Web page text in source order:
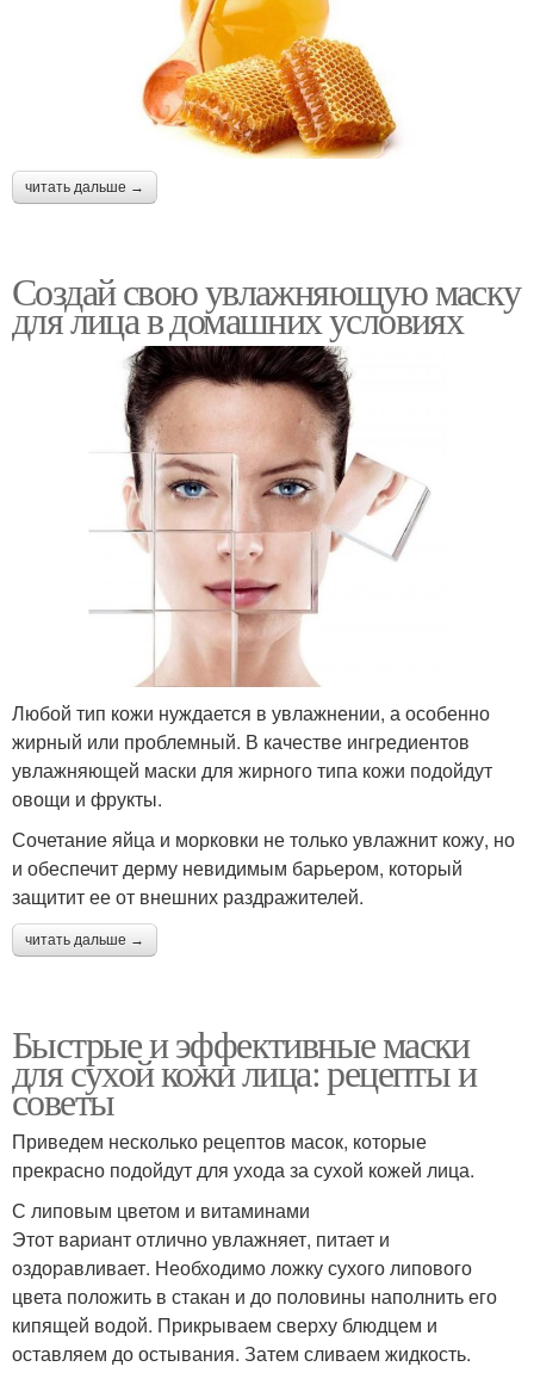
читать дальше →
Создай свою увлажняющую маску
для лица в домашних условиях
Любой тип кожи нуждается в увлажнении, а особенно
жирный или проблемный. В качестве ингредиентов
увлажняющей маски для жирного типа кожи подойдут
овощи и фрукты.
Сочетание яйца и морковки не только увлажнит кожу, но
и обеспечит дерму невидимым барьером, который
защитит ее от внешних раздражителей.
читать дальше →
Быстрые и эффективные маски
для сухой кожи лица: рецепты и
советы
Приведем несколько рецептов масок, которые
прекрасно подойдут для ухода за сухой кожей лица.
С липовым цветом и витаминами
Этот вариант отлично увлажняет, питает и
оздоравливает. Необходимо ложку сухого липового
цвета положить в стакан и до половины наполнить его
кипящей водой. Прикрываем сверху блюдцем и
оставляем до остывания. Затем сливаем жидкость.